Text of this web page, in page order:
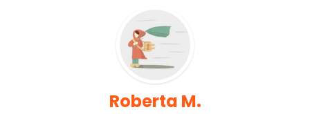
Roberta M.